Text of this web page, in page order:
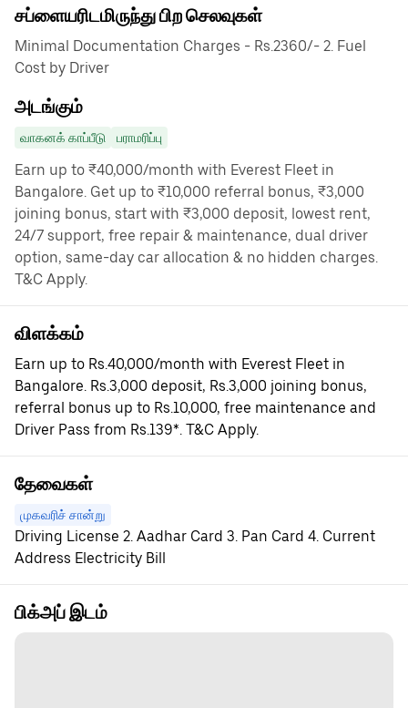
சப்ளையரிடமிருந்து பிற செலவுகள்
Minimal Documentation Charges - Rs.2360/- 2. Fuel
Cost by Driver
அடங்கும்
வாகனக் காப்பீடு பராமரிப்பு
Earn up to ₹40,000/month with Everest Fleet in
Bangalore. Get up to ₹10,000 referral bonus, ₹3,000
joining bonus, start with ₹3,000 deposit, lowest rent,
24/7 support, free repair & maintenance, dual driver
option, same-day car allocation & no hidden charges.
T&C Apply.
விளக்கம்
Earn up to Rs.40,000/month with Everest Fleet in
Bangalore. Rs.3,000 deposit, Rs.3,000 joining bonus,
referral bonus up to Rs.10,000, free maintenance and
Driver Pass from Rs.139*. T&C Apply.
தேவைகள்
முகவரிச் சான்று
Driving License 2. Aadhar Card 3. Pan Card 4. Current
Address Electricity Bill
பிக்அப் இடம்